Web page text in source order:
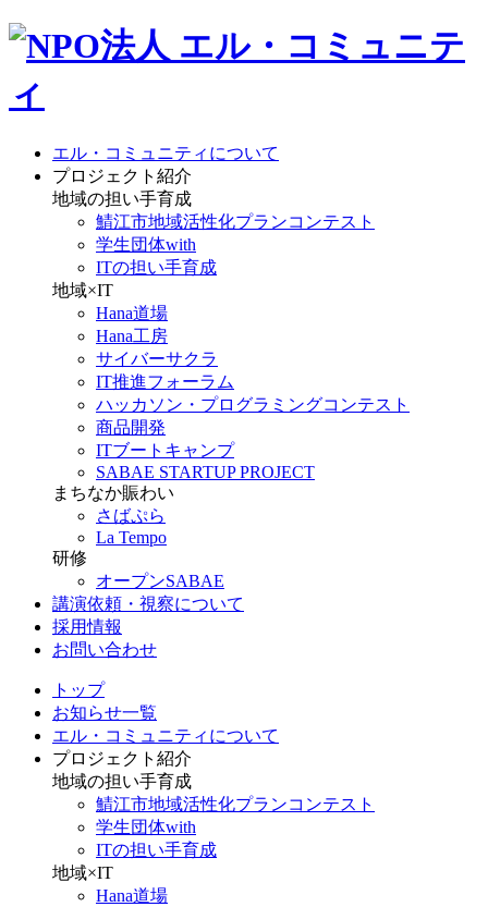
エル・コミュニティについて
プロジェクト紹介
地域の担い手育成
鯖江市地域活性化プランコンテスト
学生団体with
ITの担い手育成
地域×IT
Hana道場
Hana工房
サイバーサクラ
IT推進フォーラム
ハッカソン・プログラミングコンテスト
商品開発
ITブートキャンプ
SABAE STARTUP PROJECT
まちなか賑わい
さばぷら
La Tempo
研修
オープンSABAE
講演依頼・視察について
採用情報
お問い合わせ
トップ
お知らせ一覧
エル・コミュニティについて
プロジェクト紹介
地域の担い手育成
鯖江市地域活性化プランコンテスト
学生団体with
ITの担い手育成
地域×IT
Hana道場